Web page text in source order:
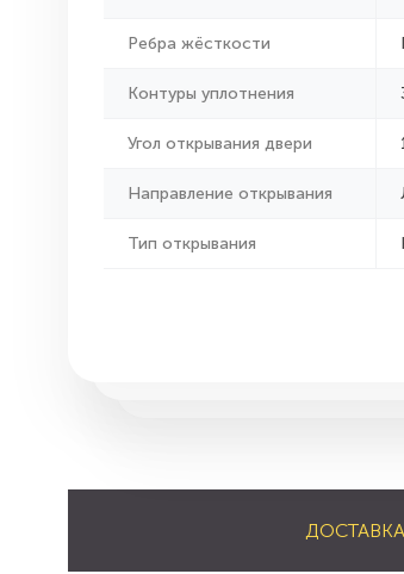
Ребра жёсткости
Контуры уплотнения
Угол открывания двери
Направление открывания
Тип открывания